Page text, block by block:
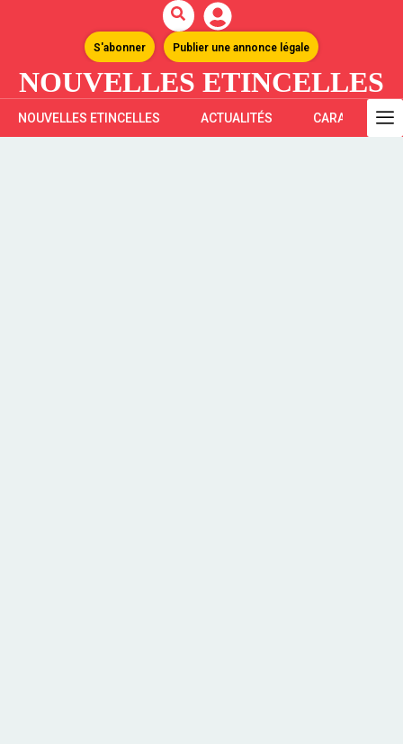
S'abonner Publier une annonce légale
NOUVELLES ETINCELLES
NOUVELLES ETINCELLES ACTUALITÉS CARAÏBES